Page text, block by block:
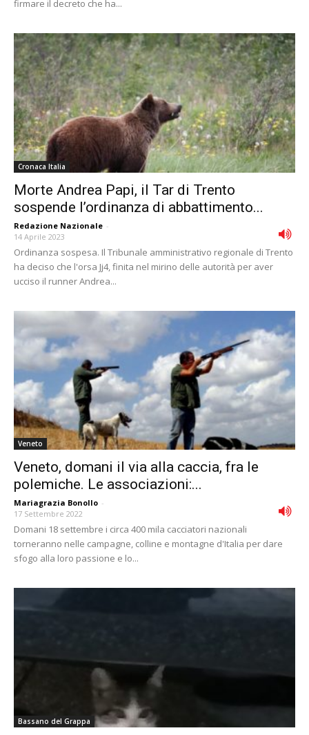
firmare il decreto che ha...
Cronaca Italia
Morte Andrea Papi, il Tar di Trento
sospende l’ordinanza di abbattimento...
Redazione Nazionale -
14 Aprile 2023
Ordinanza sospesa. Il Tribunale amministrativo regionale di Trento
ha deciso che l'orsa Jj4, finita nel mirino delle autorità per aver
ucciso il runner Andrea...
Veneto
Veneto, domani il via alla caccia, fra le
polemiche. Le associazioni:...
Mariagrazia Bonollo -
17 Settembre 2022
Domani 18 settembre i circa 400 mila cacciatori nazionali
torneranno nelle campagne, colline e montagne d'Italia per dare
sfogo alla loro passione e lo...
Bassano del Grappa